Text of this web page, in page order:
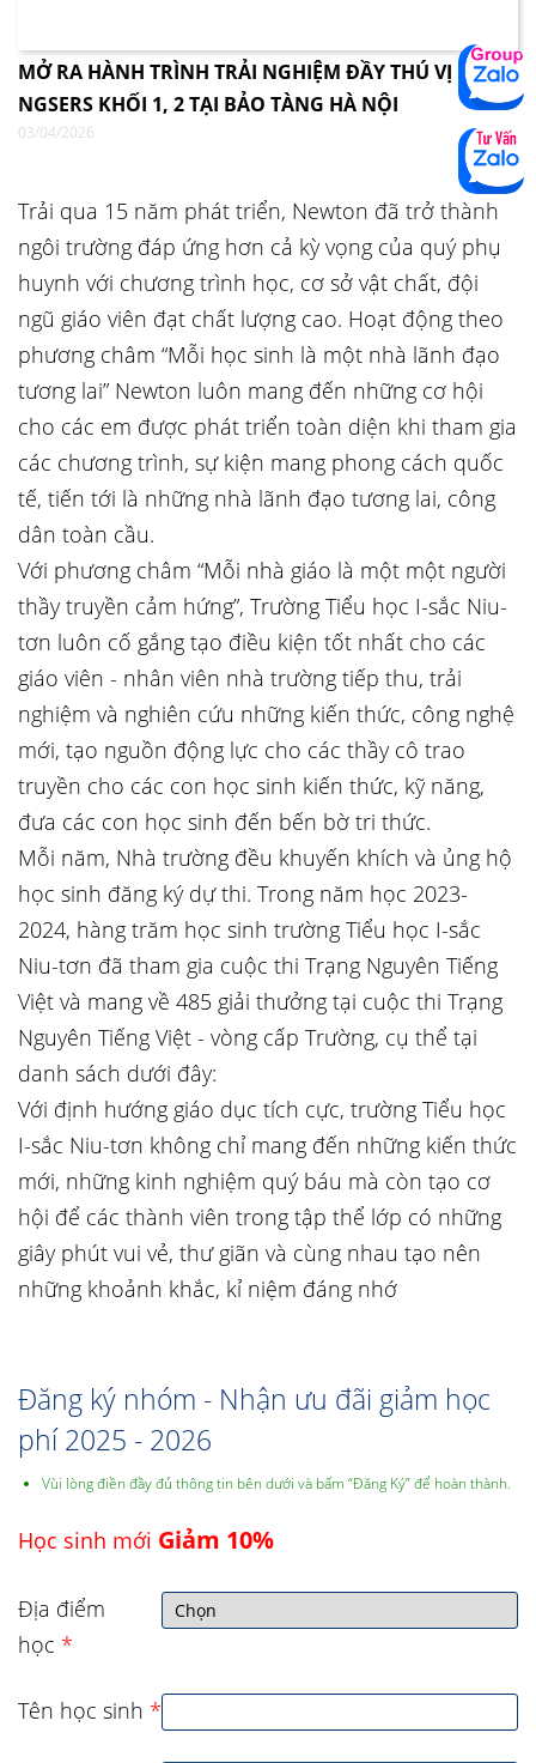
MỞ RA HÀNH TRÌNH TRẢI NGHIỆM ĐẦY THÚ VỊ CÙNG
NGSERS KHỐI 1, 2 TẠI BẢO TÀNG HÀ NỘI
03/04/2026
Trải qua 15 năm phát triển, Newton đã trở thành
ngôi trường đáp ứng hơn cả kỳ vọng của quý phụ
huynh với chương trình học, cơ sở vật chất, đội
ngũ giáo viên đạt chất lượng cao. Hoạt động theo
phương châm “Mỗi học sinh là một nhà lãnh đạo
tương lai” Newton luôn mang đến những cơ hội
cho các em được phát triển toàn diện khi tham gia
các chương trình, sự kiện mang phong cách quốc
tế, tiến tới là những nhà lãnh đạo tương lai, công
dân toàn cầu.
Với phương châm “Mỗi nhà giáo là một một người
thầy truyền cảm hứng”, Trường Tiểu học I-sắc Niu-
tơn luôn cố gắng tạo điều kiện tốt nhất cho các
giáo viên - nhân viên nhà trường tiếp thu, trải
nghiệm và nghiên cứu những kiến thức, công nghệ
mới, tạo nguồn động lực cho các thầy cô trao
truyền cho các con học sinh kiến thức, kỹ năng,
đưa các con học sinh đến bến bờ tri thức.
Mỗi năm, Nhà trường đều khuyến khích và ủng hộ
học sinh đăng ký dự thi. Trong năm học 2023-
2024, hàng trăm học sinh trường Tiểu học I-sắc
Niu-tơn đã tham gia cuộc thi Trạng Nguyên Tiếng
Việt và mang về 485 giải thưởng tại cuộc thi Trạng
Nguyên Tiếng Việt - vòng cấp Trường, cụ thể tại
danh sách dưới đây:
Với định hướng giáo dục tích cực, trường Tiểu học
I-sắc Niu-tơn không chỉ mang đến những kiến thức
mới, những kinh nghiệm quý báu mà còn tạo cơ
hội để các thành viên trong tập thể lớp có những
giây phút vui vẻ, thư giãn và cùng nhau tạo nên
những khoảnh khắc, kỉ niệm đáng nhớ
Đăng ký nhóm - Nhận ưu đãi giảm học
phí 2025 - 2026
Vùi lòng điền đầy đủ thông tin bên dưới và bấm “Đăng Ký” để hoàn thành.
Học sinh mới Giảm 10%
Địa điểm
học *
Tên học sinh *